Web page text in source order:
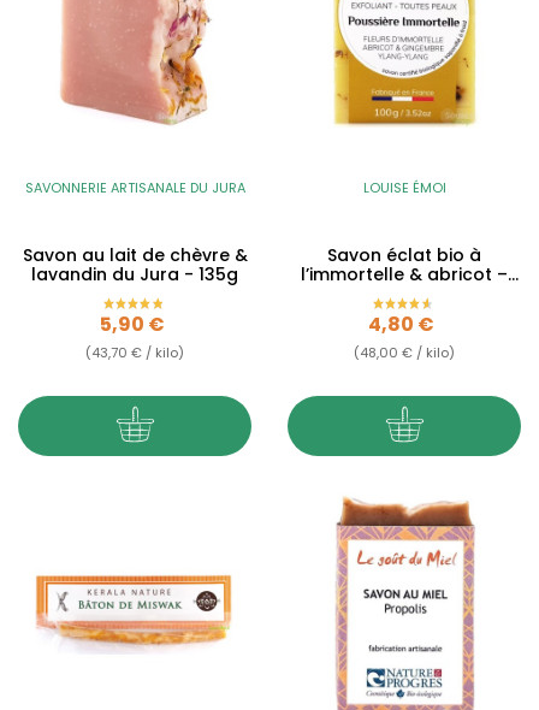
SAVONNERIE ARTISANALE DU JURA
Savon au lait de chèvre &
lavandin du Jura - 135g
Prix
5,90 €
(43,70 € / kilo)
LOUISE ÉMOI
Savon éclat bio à
l’immortelle & abricot –
Immortelle – 100g
Prix
4,80 €
(48,00 € / kilo)